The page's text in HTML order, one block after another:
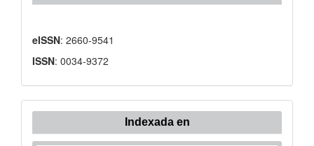
eISSN: 2660-9541
ISSN: 0034-9372
Indexada
Indexada en